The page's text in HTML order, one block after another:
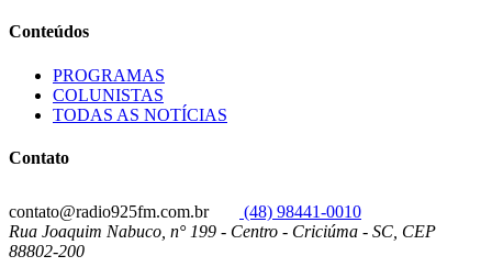
Conteúdos
PROGRAMAS
COLUNISTAS
TODAS AS NOTÍCIAS
Contato
contato@radio925fm.com.br
(48) 98441-0010
Rua Joaquim Nabuco, n° 199 - Centro - Criciúma - SC, CEP
88802-200